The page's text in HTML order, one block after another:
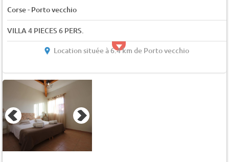
Corse- Porto vecchio
VILLA 4 PIECES 6 PERS.
Location située à 6.4 km de Porto vecchio